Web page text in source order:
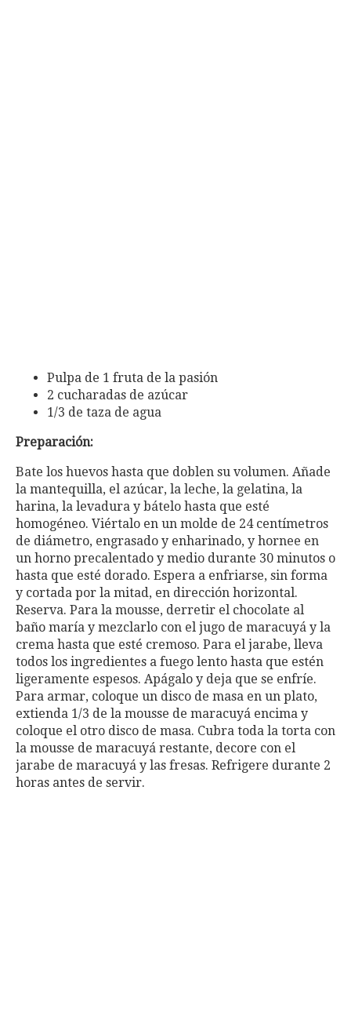
Pulpa de 1 fruta de la pasión
2 cucharadas de azúcar
1/3 de taza de agua
Preparación:
Bate los huevos hasta que doblen su volumen. Añade
la mantequilla, el azúcar, la leche, la gelatina, la
harina, la levadura y bátelo hasta que esté
homogéneo. Viértalo en un molde de 24 centímetros
de diámetro, engrasado y enharinado, y hornee en
un horno precalentado y medio durante 30 minutos o
hasta que esté dorado. Espera a enfriarse, sin forma
y cortada por la mitad, en dirección horizontal.
Reserva. Para la mousse, derretir el chocolate al
baño maría y mezclarlo con el jugo de maracuyá y la
crema hasta que esté cremoso. Para el jarabe, lleva
todos los ingredientes a fuego lento hasta que estén
ligeramente espesos. Apágalo y deja que se enfríe.
Para armar, coloque un disco de masa en un plato,
extienda 1/3 de la mousse de maracuyá encima y
coloque el otro disco de masa. Cubra toda la torta con
la mousse de maracuyá restante, decore con el
jarabe de maracuyá y las fresas. Refrigere durante 2
horas antes de servir.